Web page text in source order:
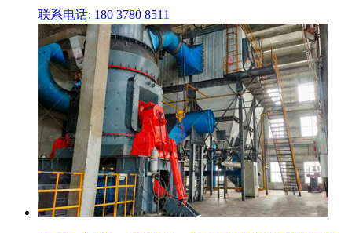
联系电话: 180 3780 8511